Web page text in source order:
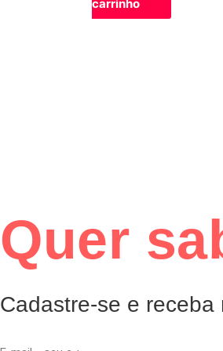
carrinho
Quer
Cadastre-se e receba